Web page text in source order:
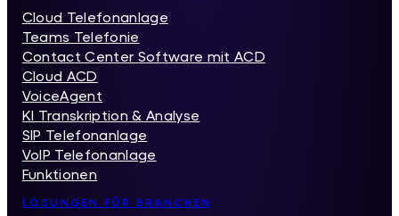
Cloud Telefonanlage
Teams Telefonie
Contact Center Software mit ACD
Cloud ACD
VoiceAgent
KI Transkription & Analyse
SIP Telefonanlage
VoIP Telefonanlage
Funktionen
LÖSUNGEN FÜR BRANCHEN